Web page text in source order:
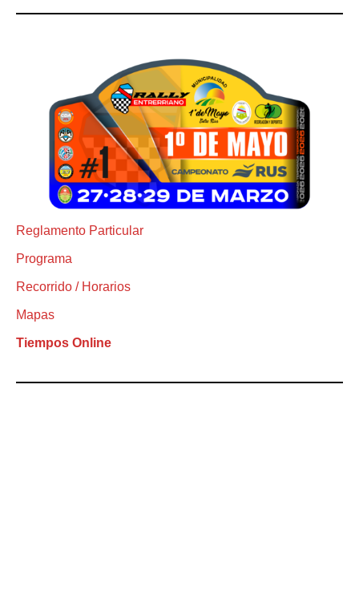
Reglamento Particular
Programa
Recorrido / Horarios
Mapas
Tiempos Online